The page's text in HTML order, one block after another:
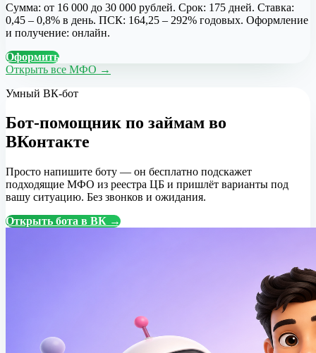
Сумма: от 16 000 до 30 000 рублей. Срок: 175 дней. Ставка:
0,45 – 0,8% в день. ПСК: 164,25 – 292% годовых. Оформление
и получение: онлайн.
Оформить
Открыть все МФО →
Умный ВК-бот
Бот-помощник по займам во
ВКонтакте
Просто напишите боту — он бесплатно подскажет
подходящие МФО из реестра ЦБ и пришлёт варианты под
вашу ситуацию. Без звонков и ожидания.
Открыть бота в ВК →